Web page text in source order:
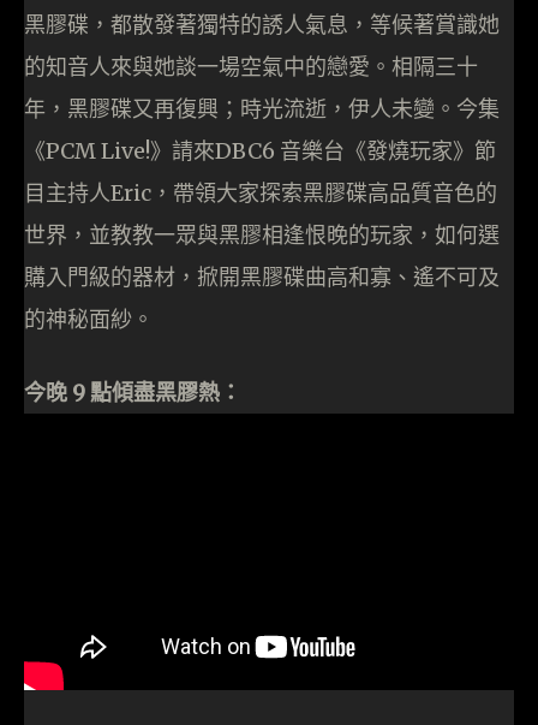
黑膠碟，都散發著獨特的誘人氣息，等候著賞識她
的知音人來與她談一場空氣中的戀愛。相隔三十
年，黑膠碟又再復興；時光流逝，伊人未變。今集
《PCM Live!》請來DBC6 音樂台《發燒玩家》節
目主持人Eric，帶領大家探索黑膠碟高品質音色的
世界，並教教一眾與黑膠相逢恨晚的玩家，如何選
購入門級的器材，掀開黑膠碟曲高和寡、遙不可及
的神秘面紗。
今晚 9 點傾盡黑膠熱：